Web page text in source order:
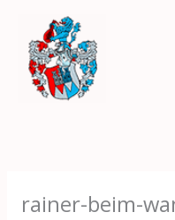
springen
rainer-beim-